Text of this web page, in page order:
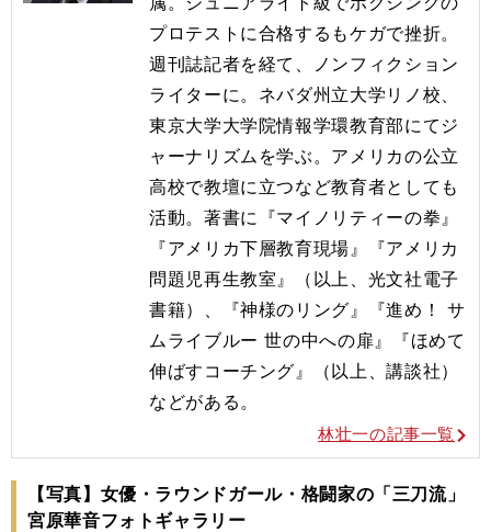
プロテストに合格するもケガで挫折。
週刊誌記者を経て、ノンフィクション
ライターに。ネバダ州立大学リノ校、
東京大学大学院情報学環教育部にてジ
ャーナリズムを学ぶ。アメリカの公立
高校で教壇に立つなど教育者としても
活動。著書に『マイノリティーの拳』
『アメリカ下層教育現場』『アメリカ
問題児再生教室』（以上、光文社電子
書籍）、『神様のリング』『進め！ サ
ムライブルー 世の中への扉』『ほめて
伸ばすコーチング』（以上、講談社）
などがある。
林壮一の記事一覧
【写真】女優・ラウンドガール・格闘家の「三刀流」
宮原華音フォトギャラリー